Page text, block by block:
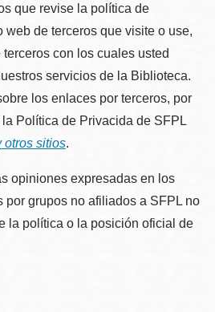
que revise la política de
web de terceros que visite o use,
con los cuales usted
servicios de la Biblioteca.
los enlaces por terceros, por
Política de Privacida de SFPL
otros sitios.
opiniones expresadas en los
por grupos no afiliados a SFPL no
la política o la posición oficial de